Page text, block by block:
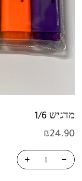
מדגיש 1/6
₪24.90